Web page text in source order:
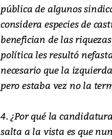
pública de algunos
considera especies de
benefician de las
política les resultó
necesario que la
pero estaba vez no la
4. ¿Por qué la
salta a la vista es que